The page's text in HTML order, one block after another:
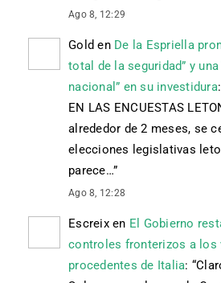
Ago 8, 12:29
Gold en De la Espriella
total de la seguridad” y
nacional” en su investidura
EN LAS ENCUESTAS
alrededor de 2 meses, se
elecciones legislativas
parece…”
Ago 8, 12:28
Escreixen El Gobierno
controles fronterizos a los
procedentes de Italia: “